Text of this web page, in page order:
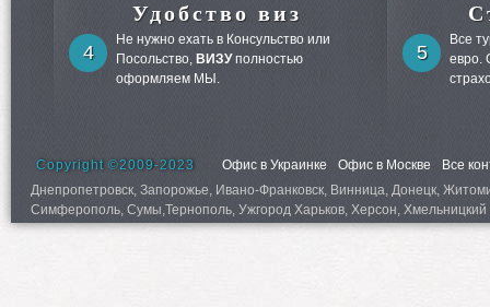
Удобство виз
4
Не нужно ехать в Консульство или
Посольство, ВИЗУполностью
оформляем МЫ.
5
Все
евро.
Copyright ©2009-2023 Офис в Украинке Офис в Москве
Все
Днепропетровск, Запорожье, Ивано-Франковск, Винница, Донецк,
Симферополь, Сумы,Тернополь, Ужгород Харьков, Херсон,